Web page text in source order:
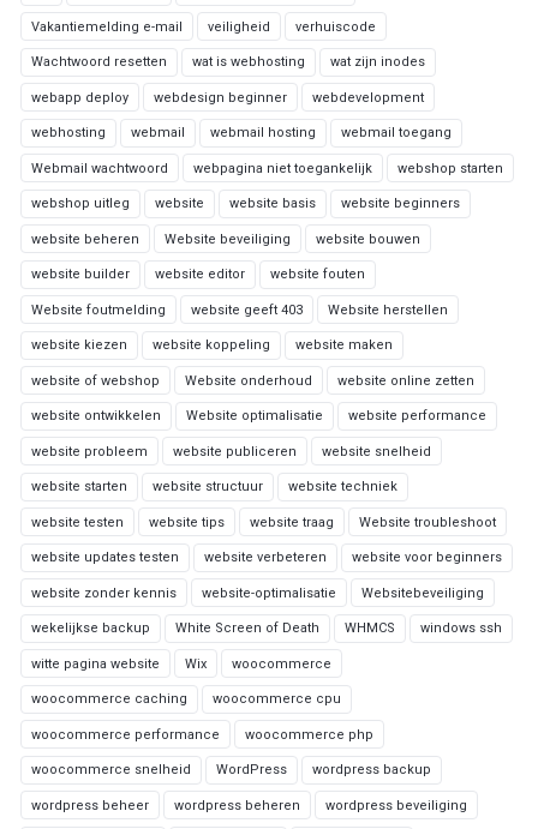
Vakantiemelding e-mail veiligheid verhuiscode
Wachtwoord resetten wat is webhosting wat zijn inodes
webapp deploy webdesign beginner webdevelopment
webhosting webmail webmail hosting webmail toegang
Webmail wachtwoord webpagina niet toegankelijk webshop starten
webshop uitleg website website basis website beginners
website beheren Website beveiliging website bouwen
website builder website editor website fouten
Website foutmelding website geeft 403 Website herstellen
website kiezen website koppeling website maken
website of webshop Website onderhoud website online zetten
website ontwikkelen Website optimalisatie website performance
website probleem website publiceren website snelheid
website starten website structuur website techniek
website testen website tips website traag Website troubleshoot
website updates testen website verbeteren website voor beginners
website zonder kennis website-optimalisatie Websitebeveiliging
wekelijkse backup White Screen of Death WHMCS windows ssh
witte pagina website Wix woocommerce
woocommerce caching woocommerce cpu
woocommerce performance woocommerce php
woocommerce snelheid WordPress wordpress backup
wordpress beheer wordpress beheren wordpress beveiliging